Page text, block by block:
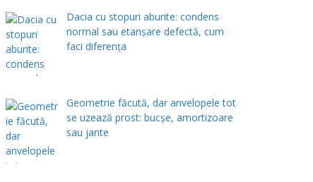
Dacia cu stopuri aburite: condens
normal sau etanșare defectă, cum
faci diferența
Geometrie făcută, dar anvelopele tot
se uzează prost: bucșe, amortizoare
sau jante